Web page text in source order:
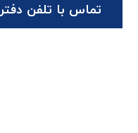
تماس با تلفن دفتر